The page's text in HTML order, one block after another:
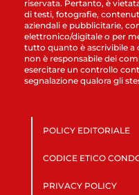
riservata. Pertanto, è
di testi, fotografie,
aziendali e pubblicitarie,
elettronico/digitale o per
tutto quanto è ascrivibile a
non è responsabile dei
esercitare un controllo
segnalazione qualora gli
POLICY EDITORIALE
CODICE ETICO
PRIVACY POLICY